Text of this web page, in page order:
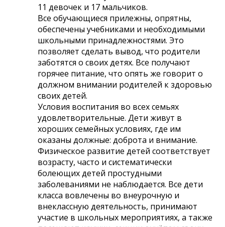
11 девочек и 17 мальчиков.
Все обучающиеся прилежны, опрятны,
обеспечены учебниками и необходимыми
школьными принадлежностями. Это
позволяет сделать вывод, что родители
заботятся о своих детях. Все получают
горячее питание, что опять же говорит о
должном внимании родителей к здоровью
своих детей.
Условия воспитания во всех семьях
удовлетворительные. Дети живут в
хороших семейных условиях, где им
оказаны должные: доброта и внимание.
Физическое развитие детей соответствует
возрасту, часто и систематически
болеющих детей простудными
заболеваниями не наблюдается. Все дети
класса вовлечены во внеурочную и
внеклассную деятельность, принимают
участие в школьных мероприятиях, а также